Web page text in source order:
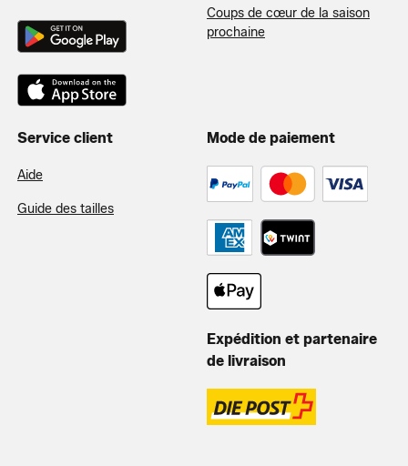
Coups de cœur de la saison
prochaine
Service client
Aide
Guide des tailles
Mode de paiement
Expédition et partenaire
de livraison